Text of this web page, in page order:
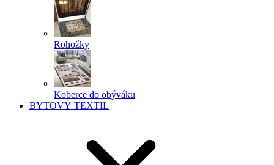
Rohožky
Koberce do obýváku
BYTOVÝ TEXTIL